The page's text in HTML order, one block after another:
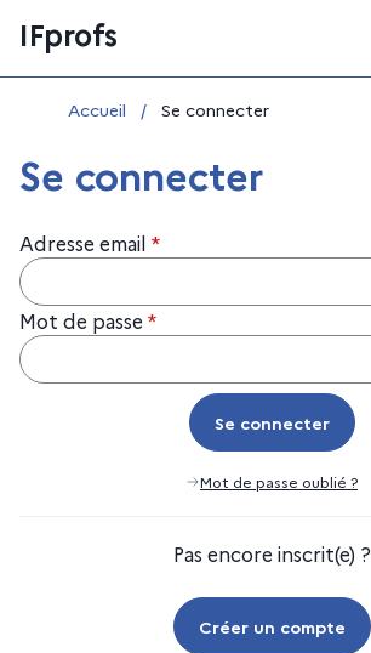
au
contenu
IFprofs
Vous êtes ici :
Accueil / Se connecter
Se connecter
Adresse email *
Mot de passe *
Se connecter
Se connecter
Mot de passe oublié ?
Pas encore inscrit(e) ?
Créer un compte